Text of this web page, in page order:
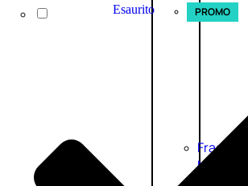
Esaurito PROMO
Fragranze
Nature